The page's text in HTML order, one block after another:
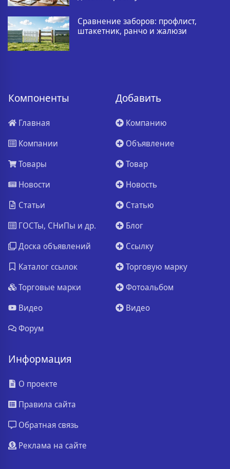
Сравнение заборов: профлист,
штакетник, ранчо и жалюзи
Компоненты
Главная
Компании
Товары
Новости
Статьи
ГОСТы, СНиПы и др.
Доска объявлений
Каталог ссылок
Торговые марки
Видео
Форум
Добавить
Компанию
Объявление
Товар
Новость
Статью
Блог
Ссылку
Торговую марку
Фотоальбом
Видео
Информация
О проекте
Правила сайта
Обратная связь
Реклама на сайте